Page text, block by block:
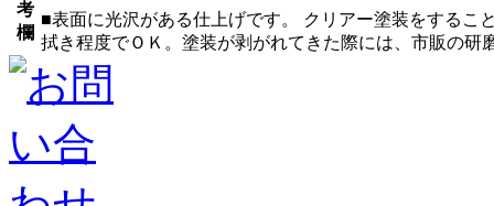
考
欄
■表面に光沢がある仕上げです。 クリアー塗装をするこ
拭き程度でＯＫ。塗装が剥がれてきた際には、市販の研